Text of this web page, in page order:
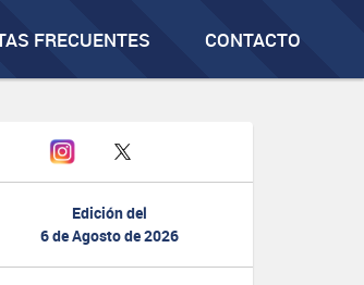
FRECUENTES CONTACTO
Edición del
6 de Agosto de 2026